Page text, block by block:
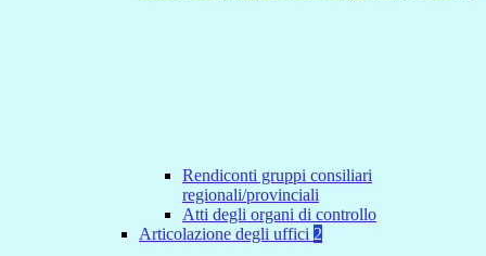
Rendiconti gruppi consiliari
regionali/provinciali
Atti degli organi di controllo
Articolazione degli uffici 2